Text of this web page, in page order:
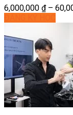
6,000,000 ₫–